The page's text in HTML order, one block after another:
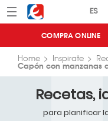
Menú Eroski
COMPRA ONLINE
Home Inspirate
Capón con manzanas
Recetas,
para planificar